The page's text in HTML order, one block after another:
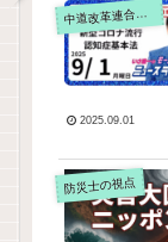
中道改革連合の動画をテキスト要約
2025.09.01
防災士の視点